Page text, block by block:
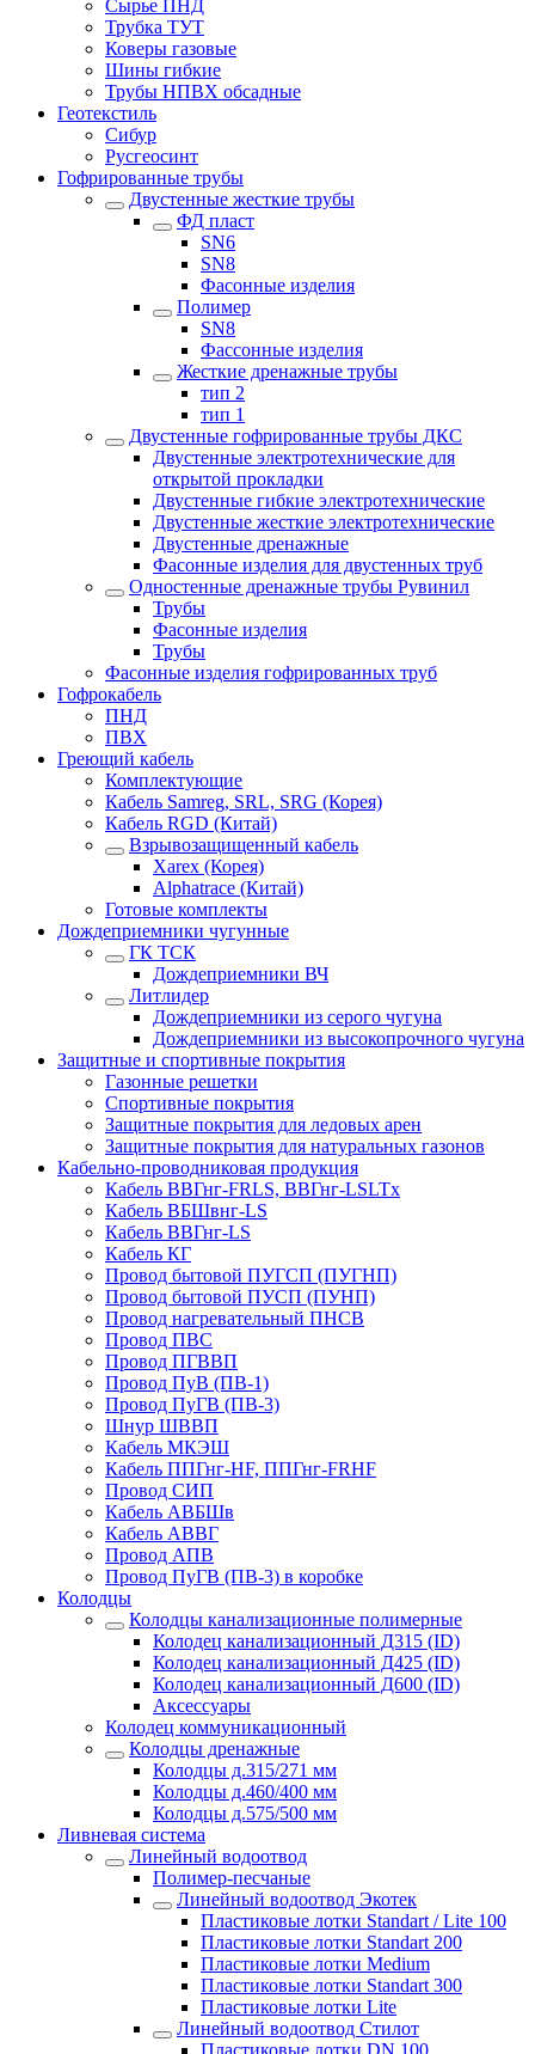
Сырье ПНД
Трубка ТУТ
Коверы газовые
Шины гибкие
Трубы НПВХ обсадные
Геотекстиль
Сибур
Русгеосинт
Гофрированные трубы
Двустенные жесткие трубы
ФД пласт
SN6
SN8
Фасонные изделия
Полимер
SN8
Фассонные изделия
Жесткие дренажные трубы
тип 2
тип 1
Двустенные гофрированные трубы ДКС
Двустенные электротехнические для
открытой прокладки
Двустенные гибкие электротехнические
Двустенные жесткие электротехнические
Двустенные дренажные
Фасонные изделия для двустенных труб
Одностенные дренажные трубы Рувинил
Трубы
Фасонные изделия
Трубы
Фасонные изделия гофрированных труб
Гофрокабель
ПНД
ПВХ
Греющий кабель
Комплектующие
Кабель Samreg, SRL, SRG (Корея)
Кабель RGD (Китай)
Взрывозащищенный кабель
Xarex (Корея)
Alphatrace (Китай)
Готовые комплекты
Дождеприемники чугунные
ГК ТСК
Дождеприемники ВЧ
Литлидер
Дождеприемники из серого чугуна
Дождеприемники из высокопрочного чугуна
Защитные и спортивные покрытия
Газонные решетки
Спортивные покрытия
Защитные покрытия для ледовых арен
Защитные покрытия для натуральных газонов
Кабельно-проводниковая продукция
Кабель ВВГнг-FRLS, ВВГнг-LSLTx
Кабель ВБШвнг-LS
Кабель ВВГнг-LS
Кабель КГ
Провод бытовой ПУГСП (ПУГНП)
Провод бытовой ПУСП (ПУНП)
Провод нагревательный ПНСВ
Провод ПВС
Провод ПГВВП
Провод ПуВ (ПВ-1)
Провод ПуГВ (ПВ-3)
Шнур ШВВП
Кабель МКЭШ
Кабель ППГнг-HF, ППГнг-FRHF
Провод СИП
Кабель АВБШв
Кабель АВВГ
Провод АПВ
Провод ПуГВ (ПВ-3) в коробке
Колодцы
Колодцы канализационные полимерные
Колодец канализационный Д315 (ID)
Колодец канализационный Д425 (ID)
Колодец канализационный Д600 (ID)
Аксессуары
Колодец коммуникационный
Колодцы дренажные
Колодцы д.315/271 мм
Колодцы д.460/400 мм
Колодцы д.575/500 мм
Ливневая система
Линейный водоотвод
Полимер-песчаные
Линейный водоотвод Экотек
Пластиковые лотки Standart / Lite 100
Пластиковые лотки Standart 200
Пластиковые лотки Medium
Пластиковые лотки Standart 300
Пластиковые лотки Lite
Линейный водоотвод Стилот
Пластиковые лотки DN 100